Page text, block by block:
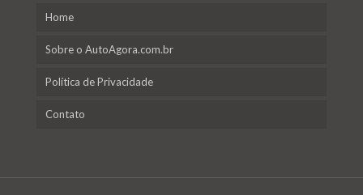
Home
Sobre o AutoAgora.com.br
Política de Privacidade
Contato